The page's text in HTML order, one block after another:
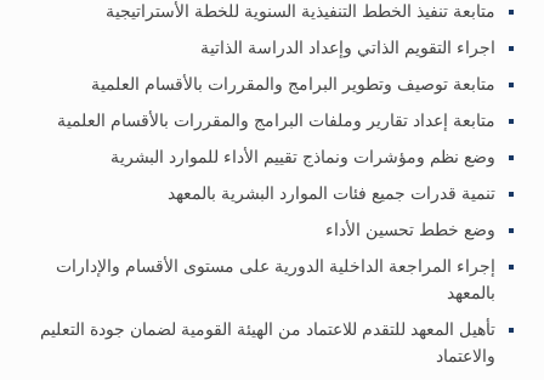
متابعة تنفيذ الخطط التنفيذية السنوية للخطة الأستراتيجية
اجراء التقويم الذاتي وإعداد الدراسة الذاتية
متابعة توصيف وتطوير البرامج والمقررات بالأقسام العلمية
متابعة إعداد تقارير وملفات البرامج والمقررات بالأقسام العلمية
وضع نظم ومؤشرات ونماذج تقييم الأداء للموارد البشرية
تنمية قدرات جميع فئات الموارد البشرية بالمعهد
وضع خطط تحسين الأداء
إجراء المراجعة الداخلية الدورية على مستوى الأقسام والإدارات
بالمعهد
تأهيل المعهد للتقدم للاعتماد من الهيئة القومية لضمان جودة التعليم
والاعتماد